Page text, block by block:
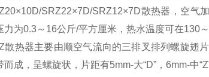
SRZ22×7D/SRZ12×7D散热器，空气
力为0.3～16公斤/平方厘米，热水温度可在130
散热器主要由顺空气流向的三排叉排列螺旋翅
而成，呈螺旋状，片距有5mm-大“D”，6mm-中